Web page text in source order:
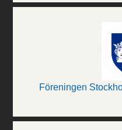
Föreningen